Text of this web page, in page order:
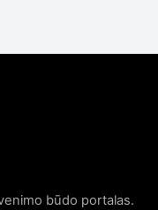
būdo portalas.